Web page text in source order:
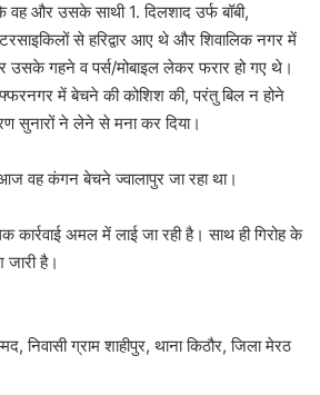
वह और उसके साथी 1. दिलशाद उर्फ बॉबी,
से हरिद्वार आए थे और शिवालिक नगर में
उसके गहने व पर्स/मोबाइल लेकर फरार हो गए थे।
में बेचने की कोशिश की, परंतु बिल न होने
सुनारों ने लेने से मना कर दिया।
आज वह कंगन बेचने ज्वालापुर जा रहा था।
कार्रवाई अमल में लाई जा रही है। साथ ही गिरोह के
जारी है।
निवासी ग्राम शाहीपुर, थाना किठौर, जिला मेरठ